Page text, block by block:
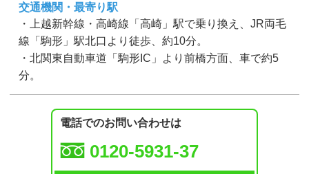
交通機関・最寄り駅
・上越新幹線・高崎線「高崎」駅で乗り換え、JR両毛
線「駒形」駅北口より徒歩、約10分。
・北関東自動車道「駒形IC」より前橋方面、車で約5
分。
電話でのお問い合わせは
0120-5931-37